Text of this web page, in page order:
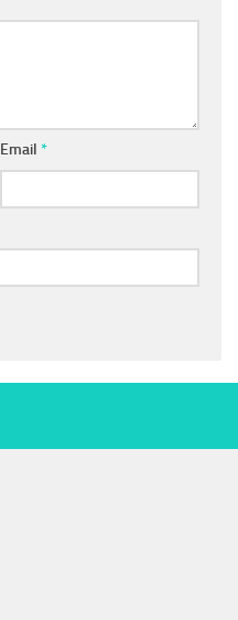
Email *